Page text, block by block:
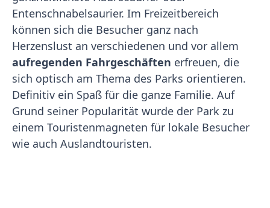
Entenschnabelsaurier. Im Freizeitbereich
können sich die Besucher ganz nach
Herzenslust an verschiedenen und vor allem
aufregenden Fahrgeschäften erfreuen, die
sich optisch am Thema des Parks orientieren.
Definitiv ein Spaß für die ganze Familie. Auf
Grund seiner Popularität wurde der Park zu
einem Touristenmagneten für lokale Besucher
wie auch Auslandtouristen.